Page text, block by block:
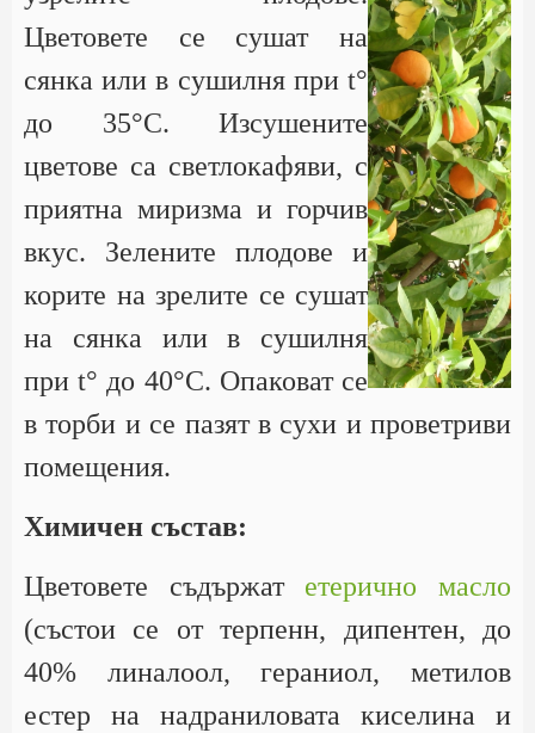
Цветовете се сушат на
сянка или в сушилня при t°
до 35°С. Изсушените
цветове са светлокафяви, с
приятна миризма и горчив
вкус. Зелените плодове и
корите на зрелите се сушат
на сянка или в сушилня
при t° до 40°С. Опаковат се
в торби и се пазят в сухи и проветриви
помещения.
Химичен състав:
Цветовете съдържат етерично масло
(състои се от терпенн, дипентен, до
40% линалоол, гераниол, метилов
естер на надраниловата киселина и